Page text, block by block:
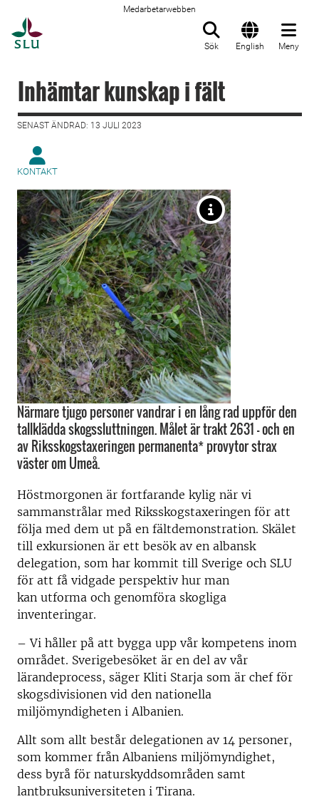
Medarbetarwebben
Sök English Meny
Inhämtar kunskap i fält
SENAST ÄNDRAD: 13 JULI 2023
KONTAKT
Närmare tjugo personer vandrar i en lång rad uppför den
tallklädda skogssluttningen. Målet är trakt 2631 – och en
av Riksskogstaxeringen permanenta* provytor strax
väster om Umeå.
Höstmorgonen är fortfarande kylig när vi
sammanstrålar med Riksskogstaxeringen för att
följa med dem ut på en fältdemonstration. Skälet
till exkursionen är ett besök av en albansk
delegation, som har kommit till Sverige och SLU
för att få vidgade perspektiv hur man
kan utforma och genomföra skogliga
inventeringar.
– Vi håller på att bygga upp vår kompetens inom
området. Sverigebesöket är en del av vår
lärandeprocess, säger Kliti Starja som är chef för
skogsdivisionen vid den nationella
miljömyndigheten i Albanien.
Allt som allt består delegationen av 14 personer,
som kommer från Albaniens miljömyndighet,
dess byrå för naturskyddsområden samt
lantbruksuniversiteten i Tirana.